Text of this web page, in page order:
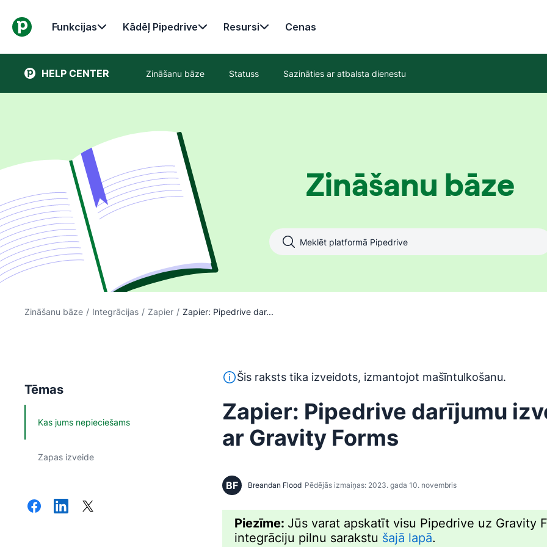
Funkcijas Kādēļ Pipedrive Resursi Cenas
HELP CENTER Zināšanu bāze Statuss Sazināties ar atbalsta dienestu
Zināšanu bāze
Zināšanu bāze / Integrācijas / Zapier / Zapier: Pipedrive dar...
Tēmas
Kas jums nepieciešams
Zapas izveide
Šis teksts ir tulkots no angļu valodas, izmantojot mašīntulkošanas
Šis raksts tika izveidots, izmantojot mašīntulkošanu.
Zapier: Pipedrive darījumu
ar Gravity Forms
BF Breandan Flood Pēdējās izmaiņas: 2023. gada 10. novembris
Piezīme: Jūs varat apskatīt visu Pipedrive uz Gravity
integrāciju pilnu sarakstu šajā lapā.